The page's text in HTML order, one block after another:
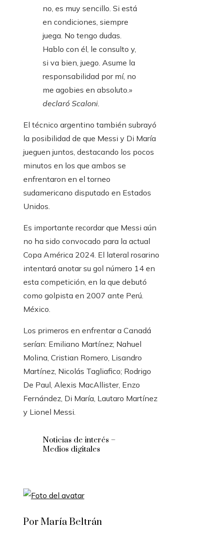
no, es muy sencillo. Si está
en condiciones, siempre
juega. No tengo dudas.
Hablo con él, le consulto y,
si va bien, juego. Asume la
responsabilidad por mí, no
me agobies en absoluto.»
declaró Scaloni.
El técnico argentino también subrayó
la posibilidad de que Messi y Di María
jueguen juntos, destacando los pocos
minutos en los que ambos se
enfrentaron en el torneo
sudamericano disputado en Estados
Unidos.
Es importante recordar que Messi aún
no ha sido convocado para la actual
Copa América 2024. El lateral rosarino
intentará anotar su gol número 14 en
esta competición, en la que debutó
como golpista en 2007 ante Perú.
México.
Los primeros en enfrentar a Canadá
serían: Emiliano Martínez; Nahuel
Molina, Cristian Romero, Lisandro
Martínez, Nicolás Tagliafico; Rodrigo
De Paul, Alexis MacAllister, Enzo
Fernández, Di María, Lautaro Martínez
y Lionel Messi.
Noticias de interés –
Medios digitales
Por María Beltrán